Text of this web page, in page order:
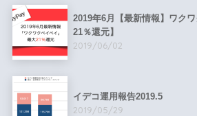
2019年6月【最新情報】ワク
21％還元】
2019/06/02
イデコ運用報告2019.5
2019/05/29